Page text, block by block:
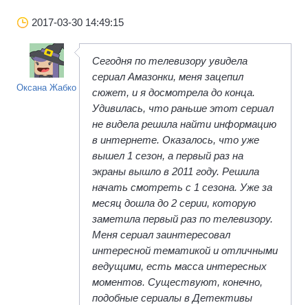
2017-03-30 14:49:15
Оксана Жабко
Сегодня по телевизору увидела
сериал Амазонки, меня зацепил
сюжет, и я досмотрела до конца.
Удивилась, что раньше этот сериал
не видела решила найти информацию
в интернете. Оказалось, что уже
вышел 1 сезон, а первый раз на
экраны вышло в 2011 году. Решила
начать смотреть с 1 сезона. Уже за
месяц дошла до 2 серии, которую
заметила первый раз по телевизору.
Меня сериал заинтересовал
интересной тематикой и отличными
ведущими, есть масса интересных
моментов. Существуют, конечно,
подобные сериалы в Детективы